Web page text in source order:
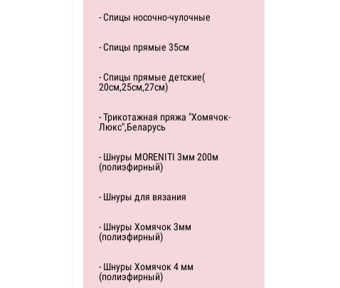
- Спицы носочно-чулочные
- Спицы прямые 35см
- Спицы прямые детские(
20см,25см,27см)
- Трикотажная пряжа "Хомячок-
Люкс",Беларусь
- Шнуры MORENITI 3мм 200м
(полиэфирный)
- Шнуры для вязания
- Шнуры Хомячок 3мм
(полиэфирный)
- Шнуры Хомячок 4 мм
(полиэфирный)